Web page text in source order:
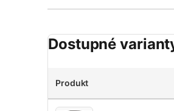
Dostupné
Produkt